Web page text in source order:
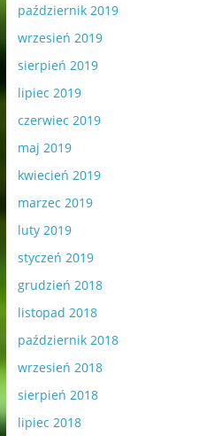
październik 2019
wrzesień 2019
sierpień 2019
lipiec 2019
czerwiec 2019
maj 2019
kwiecień 2019
marzec 2019
luty 2019
styczeń 2019
grudzień 2018
listopad 2018
październik 2018
wrzesień 2018
sierpień 2018
lipiec 2018